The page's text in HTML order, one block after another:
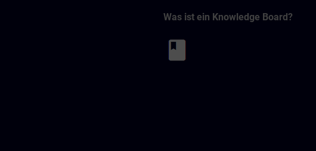
Was ist ein Knowledge Board?